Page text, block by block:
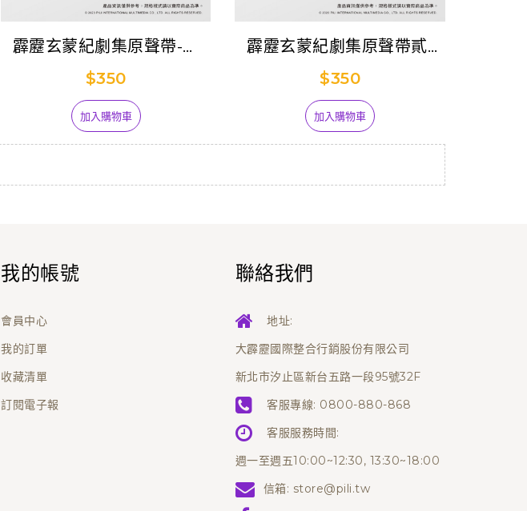
霹靂玄蒙紀劇集原聲帶-精
選95
$350
加入購物車
霹靂玄蒙紀劇集原聲帶貳-
精選96
$350
加入購物車
我的帳號
會員中心
我的訂單
收藏清單
訂閱電子報
聯絡我們
地址:
大霹靂國際整合行銷股份有限公司
新北市汐止區新台五路一段95號32F
客服專線: 0800-880-868
客服服務時間:
週一至週五10:00~12:30, 13:30~18:00
信箱: store@pili.tw